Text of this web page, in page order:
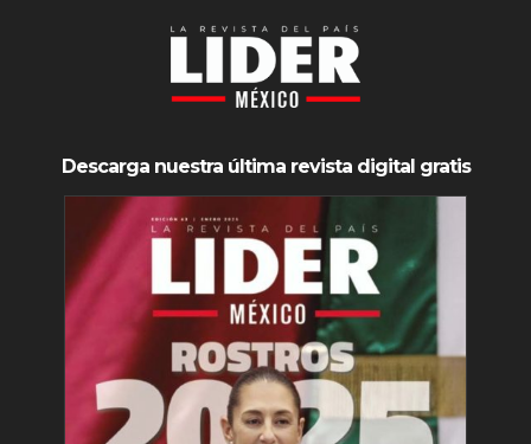
Descarga nuestra última revista digital gratis